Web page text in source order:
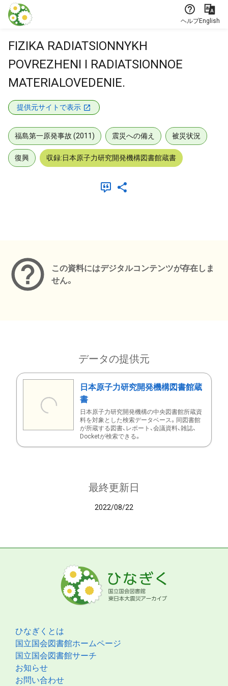
本文に飛ぶ
ヘルプEnglish
FIZIKA RADIATSIONNYKH
POVREZHENI I RADIATSIONNOE
MATERIALOVEDENIE.
提供元サイトで表示
福島第一原発事故 (2011) 震災への備え 被災状況
復興 収録:日本原子力研究開発機構図書館蔵書
この資料にはデジタルコンテンツが存在しま
せん。
データの提供元
日本原子力研究開発機構図書館蔵
書
日本原子力研究開発機構の中央図書館所蔵資
料を対象とした検索データベース。同図書館
が所蔵する図書、レポート、会議資料、雑誌、
Docketが検索できる。
最終更新日
2022/08/22
ひなぎくとは
国立国会図書館ホームページ
国立国会図書館サーチ
お知らせ
お問い合わせ